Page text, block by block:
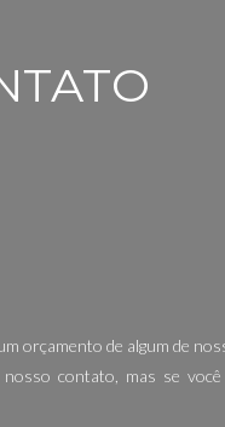
orçamento de algum de
contato, mas se